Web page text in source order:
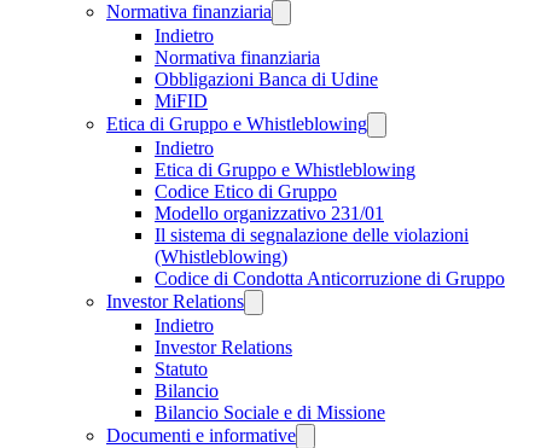
Normativa finanziaria
Indietro
Normativa finanziaria
Obbligazioni Banca di Udine
MiFID
Etica di Gruppo e Whistleblowing
Indietro
Etica di Gruppo e Whistleblowing
Codice Etico di Gruppo
Modello organizzativo 231/01
Il sistema di segnalazione delle violazioni
(Whistleblowing)
Codice di Condotta Anticorruzione di Gruppo
Investor Relations
Indietro
Investor Relations
Statuto
Bilancio
Bilancio Sociale e di Missione
Documenti e informative